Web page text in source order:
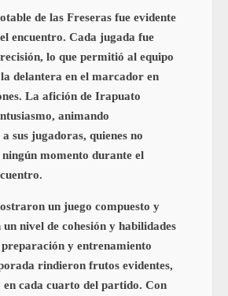
de las Freseras fue evidente
encuentro. Cada jugada fue
lo que permitió al equipo
delantera en el marcador en
La afición de Irapuato
animando
sus jugadoras, quienes no
momento durante el
un juego compuesto y
nivel de cohesión y habilidades
preparación y entrenamiento
rindieron frutos evidentes,
en cada cuarto del partido. Con